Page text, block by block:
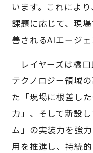
います。これによ
課題に応じて、現
善されるAIエージェ
レイヤーズは橋口
テクノロジー領域
た「現場に根差し
力」、そして新設
ム」の実装力を強
用を推進し、持続